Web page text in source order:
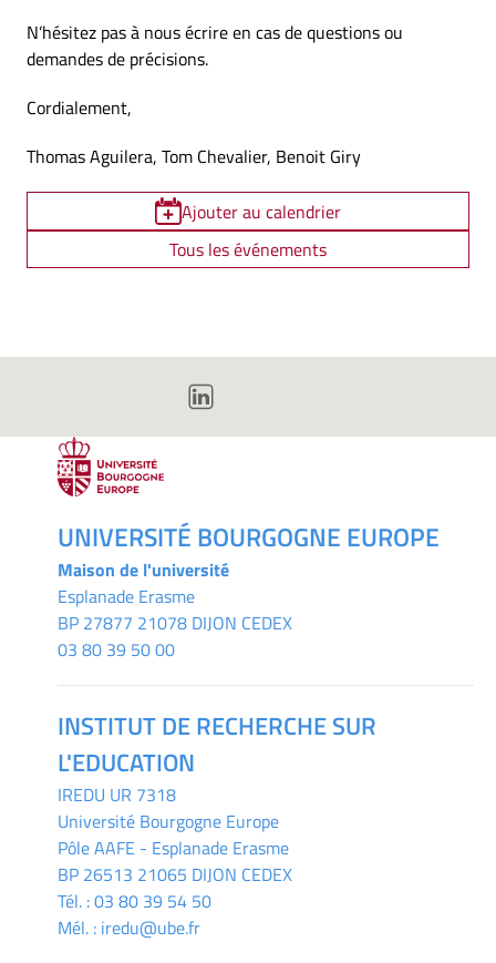
N’hésitez pas à nous écrire en cas de questions ou
demandes de précisions.
Cordialement,
Thomas Aguilera, Tom Chevalier, Benoit Giry
Ajouter au calendrier
Tous les événements
UNIVERSITÉ BOURGOGNE EUROPE
Maison de l'université
Esplanade Erasme
BP 27877 21078 DIJON CEDEX
03 80 39 50 00
INSTITUT DE RECHERCHE SUR
L'EDUCATION
IREDU UR 7318
Université Bourgogne Europe
Pôle AAFE - Esplanade Erasme
BP 26513 21065 DIJON CEDEX
Tél. :03 80 39 54 50
Mél. : iredu@ube.fr